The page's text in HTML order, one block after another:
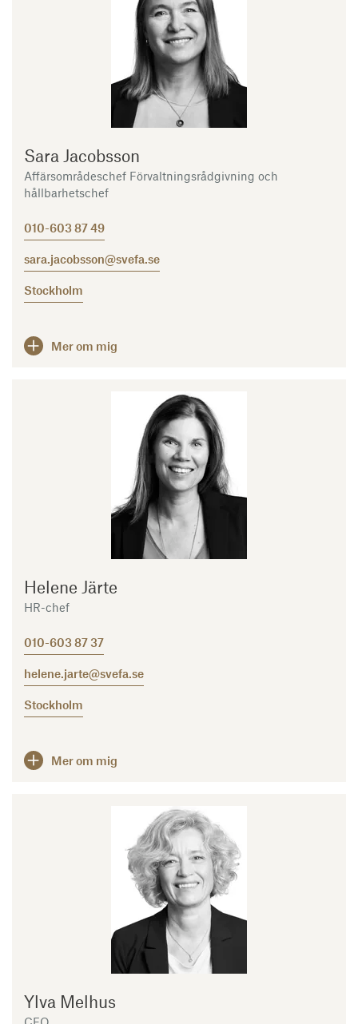
Sara Jacobsson
Affärsområdeschef Förvaltningsrådgivning och
hållbarhetschef
010-603 87 49
sara.jacobsson@svefa.se
Stockholm
Mer om mig
Helene Järte
HR-chef
010-603 87 37
helene.jarte@svefa.se
Stockholm
Mer om mig
Ylva Melhus